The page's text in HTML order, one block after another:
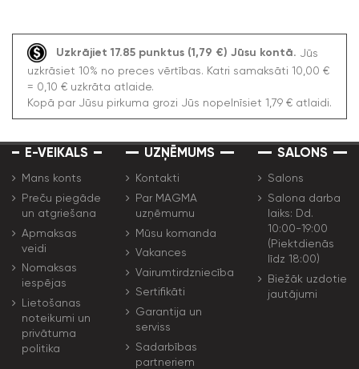
Uzkrājiet 17.85 punktus (1,79 €) Jūsu kontā.
Jūs
uzkrāsiet 10% no preces vērtības. Katri samaksāti 10,00 €
= 0,10 € uzkrāta atlaide.
Kopā par Jūsu pirkuma grozi Jūs nopelnīsiet 1,79 € atlaidi.
E-VEIKALS
Mans konts
Preču piegāde
un atgriešana
Apmaksas
veidi
Nomaksas
iespējas
Lietošanas
noteikumi un
privātuma
politika
UZŅĒMUMS
Kontakti
Par MAGMA
uzņēmumu
Mūsu komanda
Vakances
Vairumtirdzniecība
Sertifikāti
Garantija un
serviss
Sadarbības
partneriem
SALONS
Salons
Salona darba
laiks: Dd.
10:00-19:00
(Piektdienās
līdz 18:00)
Biežāk uzdotie
jautājumi